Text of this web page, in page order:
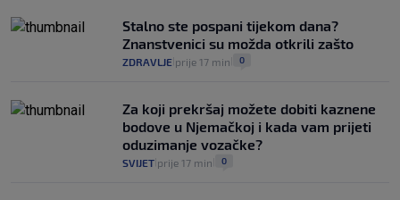
Stalno ste pospani tijekom dana?
Znanstvenici su možda otkrili zašto
ZDRAVLJE prije 17 min 0
Za koji prekršaj možete dobiti kaznene
bodove u Njemačkoj i kada vam prijeti
oduzimanje vozačke?
SVIJET prije 17 min 0